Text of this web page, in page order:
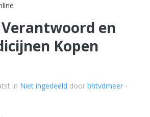
en
Kopen
in Niet ingedeeld door bhtvdmeer -